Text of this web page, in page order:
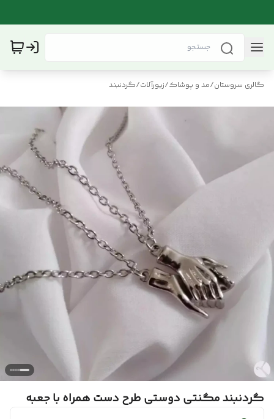
گالری سروستان/مد و پوشاک/زیورآلات/گردنبند
گردنبند مگنتی دوستی طرح دست همراه با جعبه